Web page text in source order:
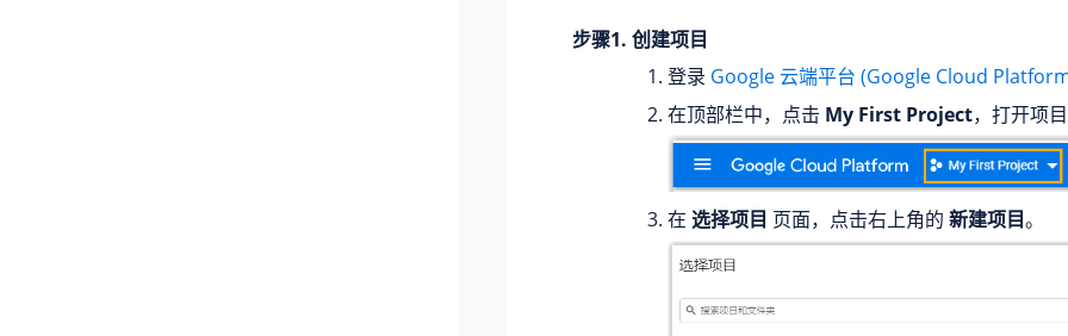
步骤1. 创建项目
登录 Google 云端平台 (Google Cloud
在顶部栏中，点击 My First Project，打开项
在 选择项目 页面，点击右上角的 新建项目。